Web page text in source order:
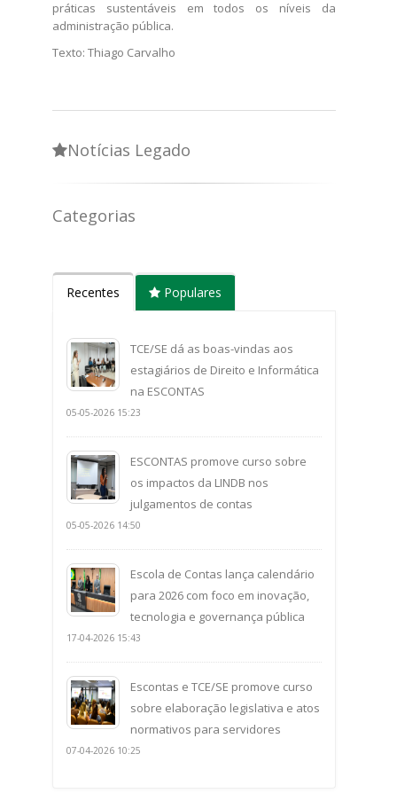
práticas sustentáveis em todos os níveis da
administração pública.
Texto: Thiago Carvalho​
Notícias Legado
Categorias
Recentes Populares
TCE/SE dá as boas-vindas aos
estagiários de Direito e Informática
na ESCONTAS
05-05-2026 15:23
ESCONTAS promove curso sobre
os impactos da LINDB nos
julgamentos de contas
05-05-2026 14:50
Escola de Contas lança calendário
para 2026 com foco em inovação,
tecnologia e governança pública
17-04-2026 15:43
Escontas e TCE/SE promove curso
sobre elaboração legislativa e atos
normativos para servidores
07-04-2026 10:25